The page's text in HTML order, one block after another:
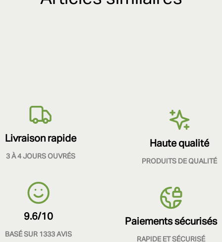
Livraison rapide
3 À 4 JOURS OUVRÉS
Haute qualité
PRODUITS DE QUALITÉ
9.6/10
BASÉ SUR 1333 AVIS
Paiements sécurisés
RAPIDE ET SÉCURISÉ